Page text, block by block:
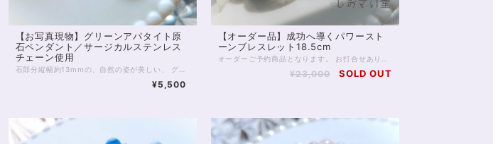
【お写真現物】グリーンアパタイト原
石ペンダント／サージカルステンレス
チェーン使用
¥5,500
【オーダー品】成功へ導くパワースト
ーンブレスレット18.5cm
¥23,000 SOLD OUT